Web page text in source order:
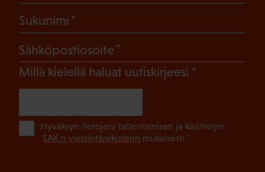
Sukunimi
Sähköpostiosoite
Millä kielellä haluat uutiskirjeesi (Pakollinen)
Hyväksyn tietojeni tallentamisen ja käsittelyn
SAK:n viestintärekisterin mukaisesti *